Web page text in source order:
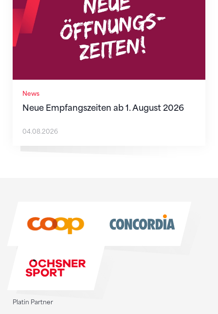
News
Neue Empfangszeiten ab 1. August 2026
04.08.2026
Platin Partner